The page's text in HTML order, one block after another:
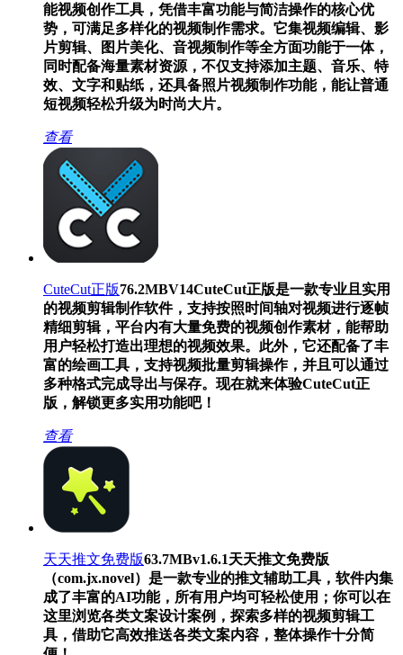
能视频创作工具，凭借丰富功能与简洁操作的核心优
势，可满足多样化的视频制作需求。它集视频编辑、影
片剪辑、图片美化、音视频制作等全方面功能于一体，
同时配备海量素材资源，不仅支持添加主题、音乐、特
效、文字和贴纸，还具备照片视频制作功能，能让普通
短视频轻松升级为时尚大片。
查看
CuteCut正版76.2MBV14CuteCut正版是一款专业且实用
的视频剪辑制作软件，支持按照时间轴对视频进行逐帧
精细剪辑，平台内有大量免费的视频创作素材，能帮助
用户轻松打造出理想的视频效果。此外，它还配备了丰
富的绘画工具，支持视频批量剪辑操作，并且可以通过
多种格式完成导出与保存。现在就来体验CuteCut正
版，解锁更多实用功能吧！
查看
天天推文免费版63.7MBv1.6.1天天推文免费版
（com.jx.novel）是一款专业的推文辅助工具，软件内集
成了丰富的AI功能，所有用户均可轻松使用；你可以在
这里浏览各类文案设计案例，探索多样的视频剪辑工
具，借助它高效推送各类文案内容，整体操作十分简